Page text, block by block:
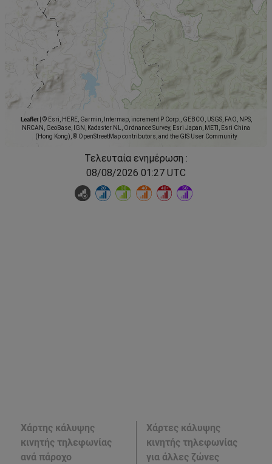
Leaflet
© Esri, HERE, Garmin, Intermap, increment P Corp., GEBCO, USGS, FAO, NPS,
NRCAN, GeoBase, IGN, Kadaster NL, Ordnance Survey, Esri Japan, METI, Esri China
(Hong Kong), © OpenStreetMap contributors, and the GIS User Community
Τελευταία ενημέρωση :
08/08/2026 01:27 UTC
Χάρτης κάλυψης
κινητής τηλεφωνίας
ανά πάροχο
Χάρτες κάλυψης
κινητής τηλεφωνίας
για άλλες ζώνες